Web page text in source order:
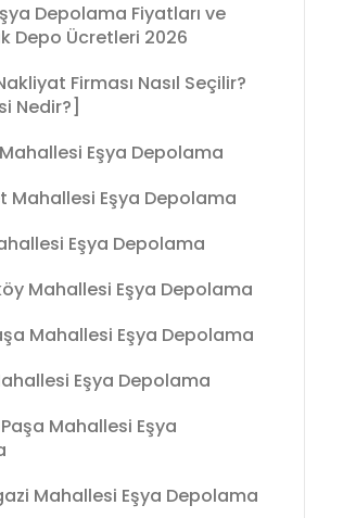
Depolama Fiyatları ve
Depo Ücretleri 2026
Firması Nasıl Seçilir?
Nedir?]
Eşya Depolama
Mahallesi Eşya Depolama
Eşya Depolama
Mahallesi Eşya Depolama
Mahallesi Eşya Depolama
Eşya Depolama
Mahallesi Eşya
Mahallesi Eşya Depolama